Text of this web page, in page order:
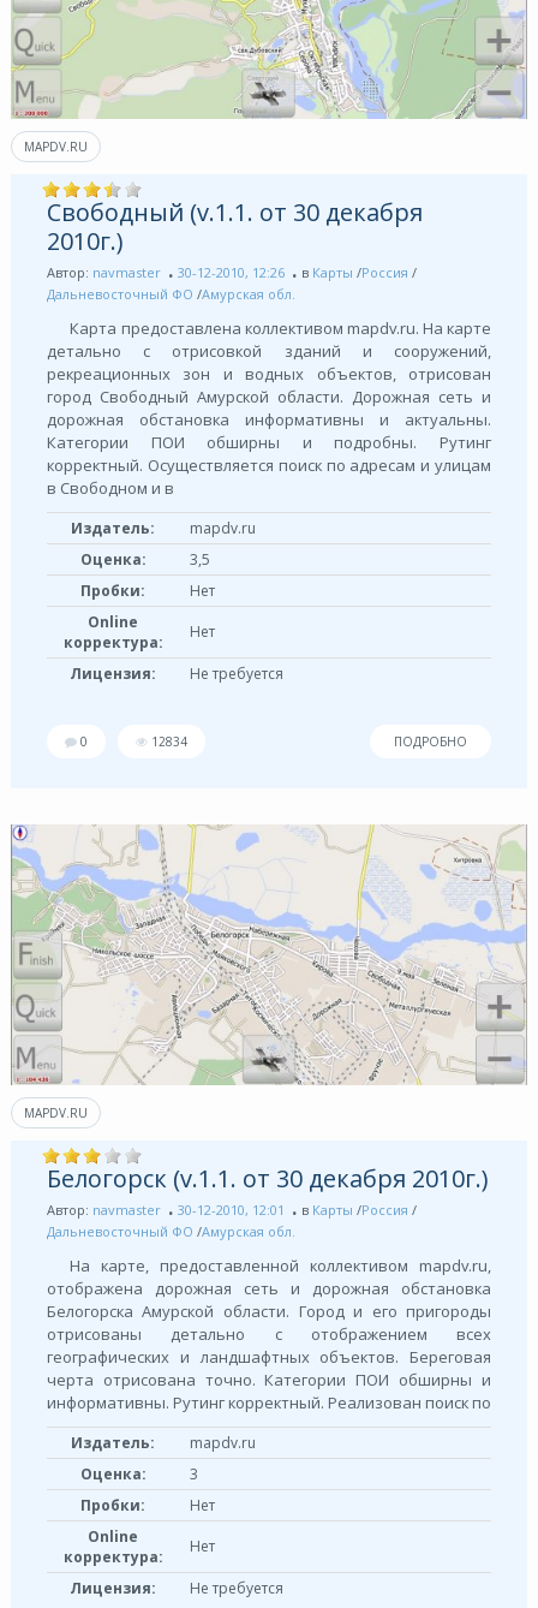
MAPDV.RU
Свободный (v.1.1. от 30 декабря
2010г.)
Автор: navmaster 30-12-2010, 12:26 в Карты /Россия /
Дальневосточный ФО /Амурская обл.
Карта предоставлена коллективом mapdv.ru. На карте
детально с отрисовкой зданий и сооружений,
рекреационных зон и водных объектов, отрисован
город Свободный Амурской области. Дорожная сеть и
дорожная обстановка информативны и актуальны.
Категории ПОИ обширны и подробны. Рутинг
корректный. Осуществляется поиск по адресам и улицам
в Свободном и в
Издатель:
mapdv.ru
Оценка:
3,5
Пробки:
Нет
Online
корректура:
Нет
Лицензия: Не требуется
0 12834 ПОДРОБНО
MAPDV.RU
Белогорск (v.1.1. от 30 декабря 2010г.)
Автор: navmaster 30-12-2010, 12:01 в Карты /Россия /
Дальневосточный ФО /Амурская обл.
На карте, предоставленной коллективом mapdv.ru,
отображена дорожная сеть и дорожная обстановка
Белогорска Амурской области. Город и его пригороды
отрисованы детально с отображением всех
географических и ландшафтных объектов. Береговая
черта отрисована точно. Категории ПОИ обширны и
информативны. Рутинг корректный. Реализован поиск по
Издатель:
mapdv.ru
Оценка:
3
Пробки:
Нет
Online
корректура:
Нет
Лицензия: Не требуется